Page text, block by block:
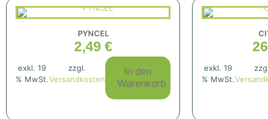
PYNCEL
2,49 €
exkl. 19
% MwSt.
zzgl.
Versandkosten
In den
Warenkorb
exkl. 19
% MwSt.
Diese
Cookies